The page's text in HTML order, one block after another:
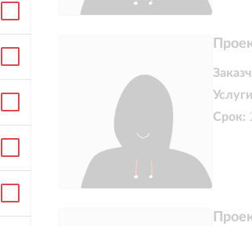
Срок: